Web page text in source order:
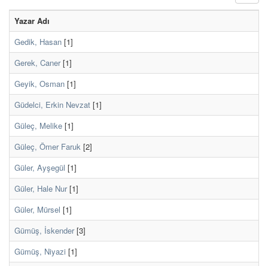
Yazar Adı
Gedik, Hasan [1]
Gerek, Caner[1]
Geyik, Osman [1]
Güdelci, Erkin Nevzat [1]
Güleç, Melike [1]
Güleç, Ömer Faruk [2]
Güler, Ayşegül [1]
Güler, Hale Nur[1]
Güler, Mürsel [1]
Gümüş, İskender[3]
Gümüş, Niyazi [1]